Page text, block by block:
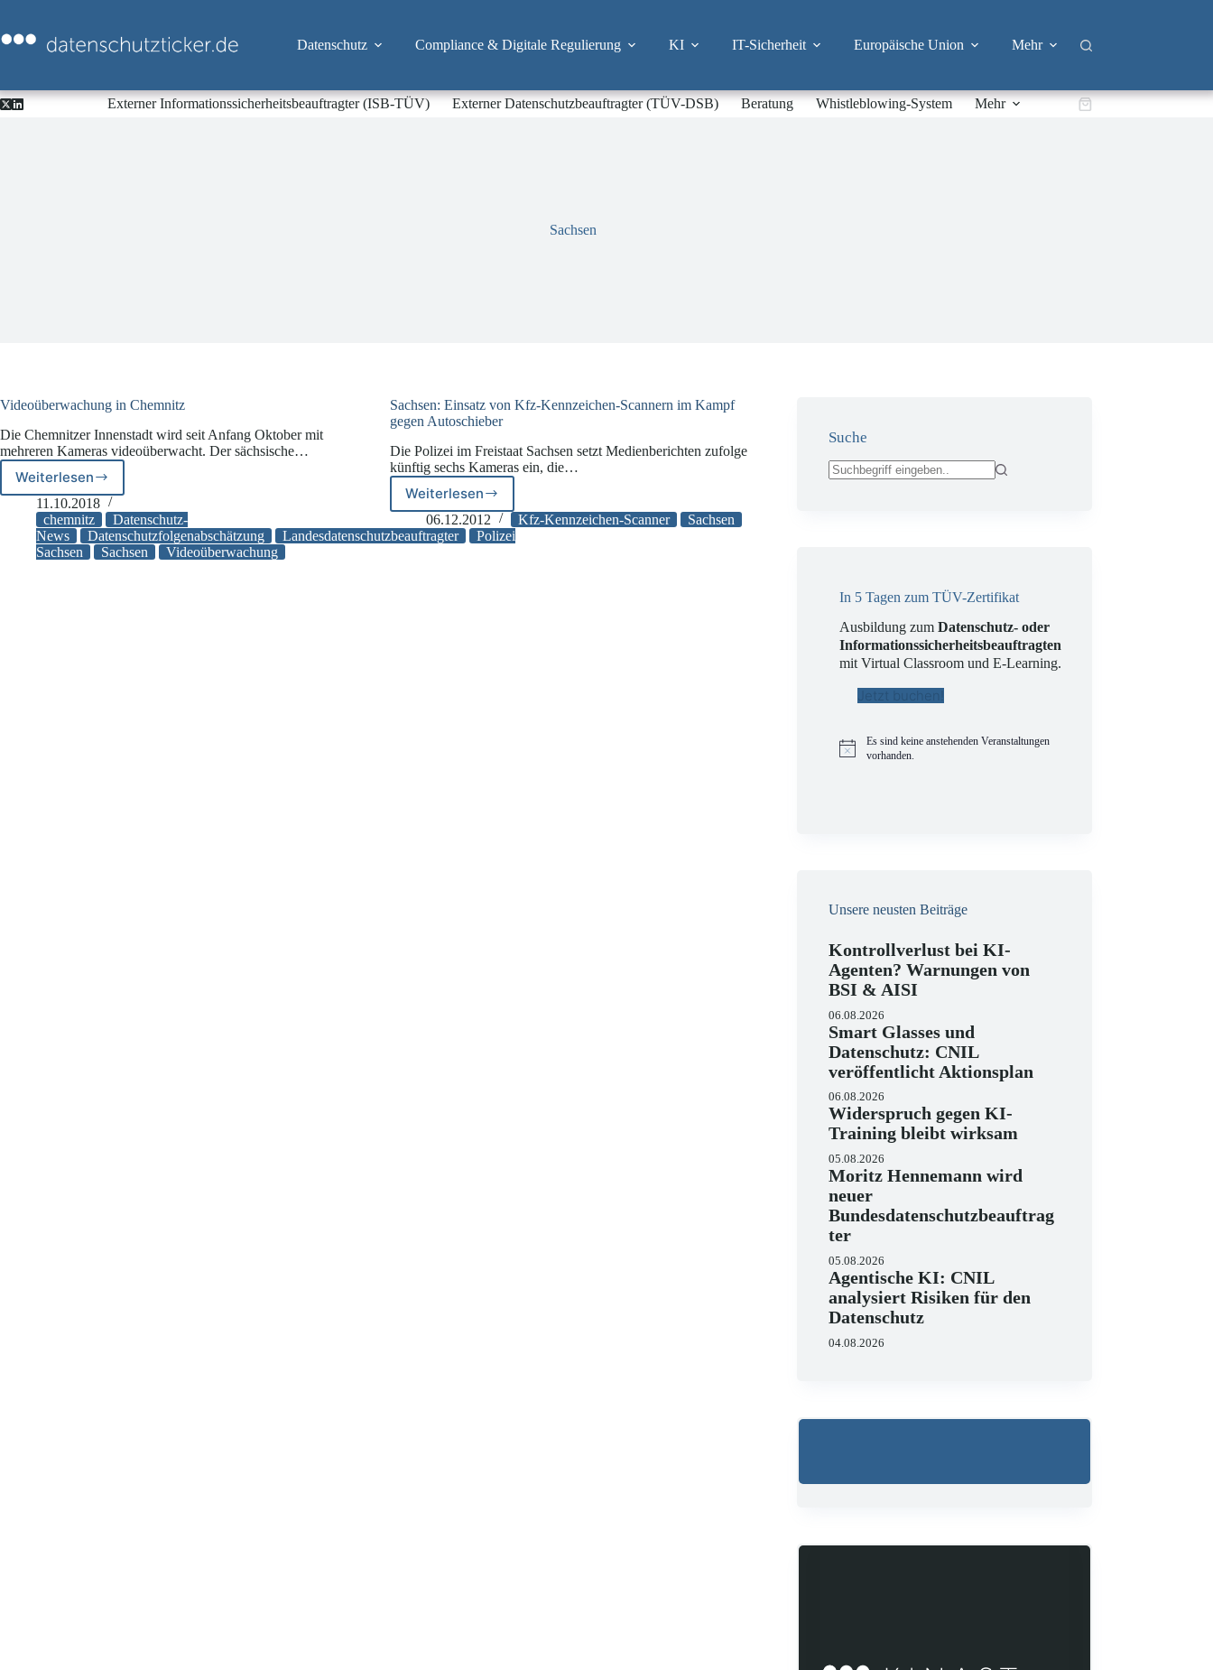
springen
Datenschutz Compliance & Digitale Regulierung KI IT-Sicherheit Europäische Union Mehr
Externer Informationssicherheitsbeauftragter (ISB-TÜV) Externer Datenschutzbeauftragter (TÜV-DSB) Beratung Whistleblowing-System Mehr Warenkorb
Sachsen
Videoüberwachung in Chemnitz
Die Chemnitzer Innenstadt wird seit Anfang Oktober mit
mehreren Kameras videoüberwacht. Der sächsische…
WeiterlesenVideoüberwachung
in
Chemnitz
11.10.2018
chemnitz
Datenschutz-
News
Datenschutzfolgenabschätzung Landesdatenschutzbeauftragter
Polizei
Sachsen
Sachsen Videoüberwachung
Sachsen: Einsatz von Kfz-Kennzeichen-Scannern im Kampf
gegen Autoschieber
Die Polizei im Freistaat Sachsen setzt Medienberichten zufolge
künftig sechs Kameras ein, die…
Weiterlesen
Sachsen:
Einsatz
von
06.12.2012 Kfz-Kennzeichen-Scanner Sachsen
Suche
In 5 Tagen zum TÜV-Zertifikat
Ausbildung zumDatenschutz- oder
Informationssicherheitsbeauftragten
mit Virtual Classroom und E-Learning.
Jetzt buchen!
H
Es sind keine anstehenden Veranstaltungen
vorhanden.
Unsere neusten Beiträge
Kontrollverlust bei KI-
Agenten? Warnungen von
BSI & AISI
06.08.2026
Smart Glasses und
Datenschutz: CNIL
veröffentlicht Aktionsplan
06.08.2026
Widerspruch gegen KI-
Training bleibt wirksam
05.08.2026
Moritz Hennemann wird
neuer
Bundesdatenschutzbeauftrag
ter
05.08.2026
Agentische KI: CNIL
analysiert Risiken für den
Datenschutz
04.08.2026